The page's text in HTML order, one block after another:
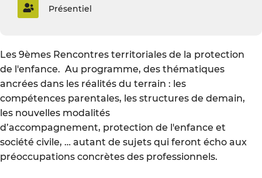
Présentiel
Les 9èmes Rencontres territoriales de la protection
de l'enfance. Au programme, des thématiques
ancrées dans les réalités du terrain : les
compétences parentales, les structures de demain,
les nouvelles modalités
d’accompagnement, protection de l'enfance et
société civile, … autant de sujets qui feront écho aux
préoccupations concrètes des professionnels.